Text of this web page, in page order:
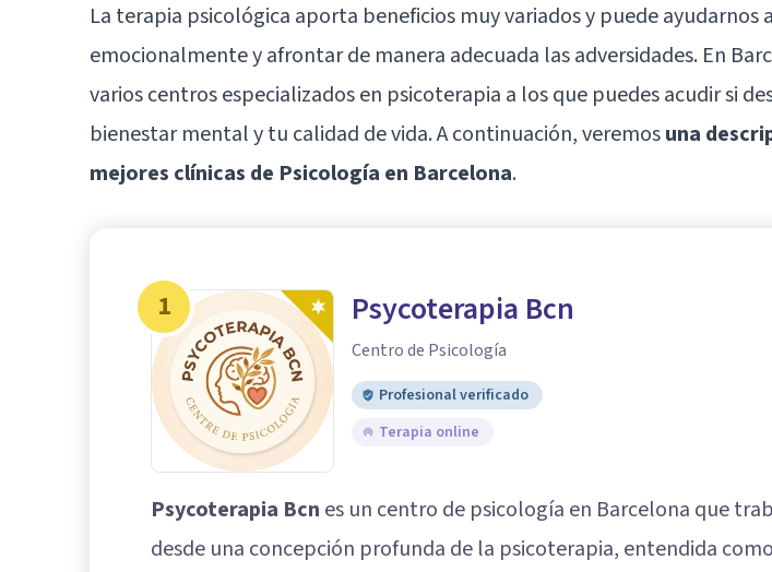
La terapia psicológica aporta beneficios muy variados y puede ayudarnos
emocionalmente y afrontar de manera adecuada las adversidades. En
varios centros especializados en psicoterapia a los que puedes acudir si
bienestar mental y tu calidad de vida. A continuación, veremosuna
mejores clínicas de Psicología en Barcelona.
1 Psycoterapia Bcn
Centro de Psicología
Profesional verificado
Terapia online
Psycoterapia Bcn es un centro de psicología en Barcelona que
desde una concepción profunda de la psicoterapia, entendida